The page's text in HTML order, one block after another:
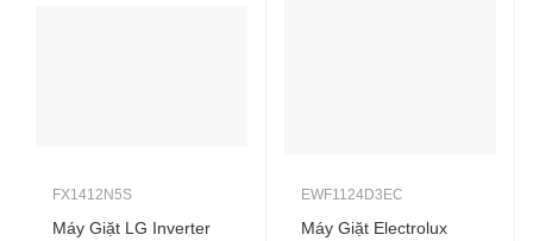
FX1412N5S
Máy Giặt LG Inverter
EWF1124D3EC
Máy Giặt Electrolux